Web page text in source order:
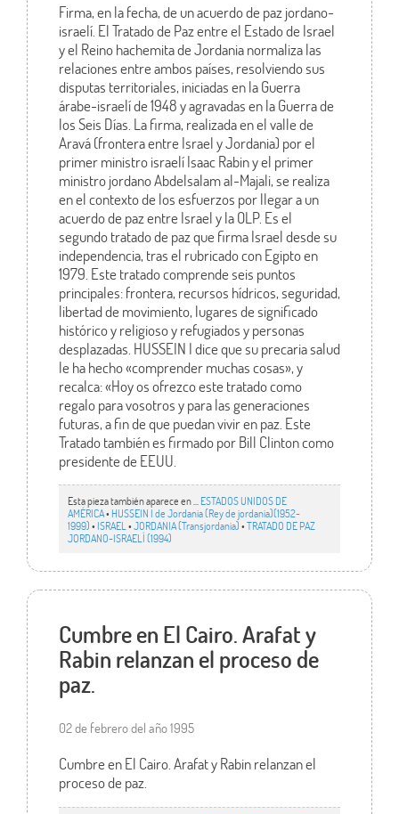
Firma, en la fecha, de un acuerdo de paz jordano-
israelí. El Tratado de Paz entre el Estado de Israel
y el Reino hachemita de Jordania normaliza las
relaciones entre ambos países, resolviendo sus
disputas territoriales, iniciadas en la Guerra
árabe-israelí de 1948 y agravadas en la Guerra de
los Seis Días. La firma, realizada en el valle de
Aravá (frontera entre Israel y Jordania) por el
primer ministro israelí Isaac Rabin y el primer
ministro jordano Abdelsalam al-Majali, se realiza
en el contexto de los esfuerzos por llegar a un
acuerdo de paz entre Israel y la OLP. Es el
segundo tratado de paz que firma Israel desde su
independencia, tras el rubricado con Egipto en
1979. Este tratado comprende seis puntos
principales: frontera, recursos hídricos, seguridad,
libertad de movimiento, lugares de significado
histórico y religioso y refugiados y personas
desplazadas. HUSSEIN I dice que su precaria salud
le ha hecho «comprender muchas cosas», y
recalca: «Hoy os ofrezco este tratado como
regalo para vosotros y para las generaciones
futuras, a fin de que puedan vivir en paz. Este
Tratado también es firmado por Bill Clinton como
presidente de EEUU.
Esta pieza también aparece en ... ESTADOS UNIDOS DE
AMÉRICA• HUSSEIN I de Jordania (Rey de jordania)(1952-
1999)• ISRAEL •JORDANIA (Transjordania)•TRATADO DE PAZ
JORDANO-ISRAELÍ (1994)
Cumbre en El Cairo. Arafat y
Rabin relanzan el proceso de
paz.
02 de febrero del año 1995
Cumbre en El Cairo. Arafat y Rabin relanzan el
proceso de paz.